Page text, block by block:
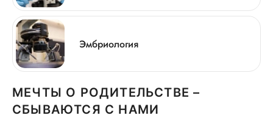
Эмбриология
МЕЧТЫ О РОДИТЕЛЬСТВЕ –
СБЫВАЮТСЯ С НАМИ